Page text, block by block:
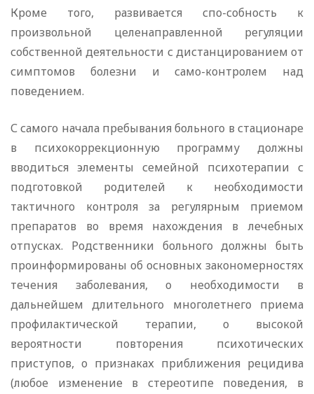
Кроме того, развивается спо-собность к
произвольной целенаправленной регуляции
собственной деятельности с дистанцированием от
симптомов болезни и само-контролем над
поведением.
С самого начала пребывания больного в стационаре
в психокоррекционную программу должны
вводиться элементы семейной психотерапии с
подготовкой родителей к необходимости
тактичного контроля за регулярным приемом
препаратов во время нахождения в лечебных
отпусках. Родственники больного должны быть
проинформированы об основных закономерностях
течения заболевания, о необходимости в
дальнейшем длительного многолетнего приема
профилактической терапии, о высокой
вероятности повторения психотических
приступов, о признаках приближения рецидива
(любое изменение в стереотипе поведения, в